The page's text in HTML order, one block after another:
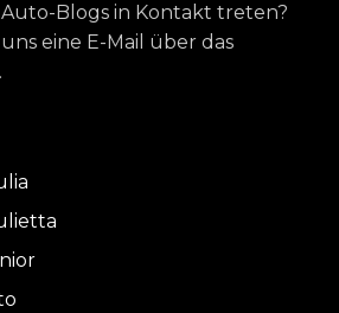
Auto-Blogs in Kontakt treten?
eine E-Mail über das
.